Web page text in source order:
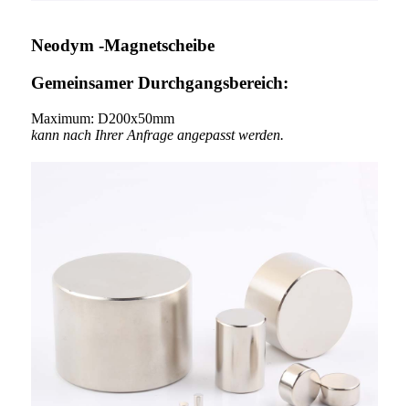
Neodym -Magnetscheibe
Gemeinsamer Durchgangsbereich:
Maximum: D200x50mm
kann nach Ihrer Anfrage angepasst werden.